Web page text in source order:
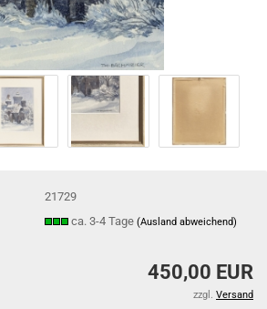
21729
ca. 3-4 Tage(Ausland abweichend)
450,00 EUR
zzgl. Versand